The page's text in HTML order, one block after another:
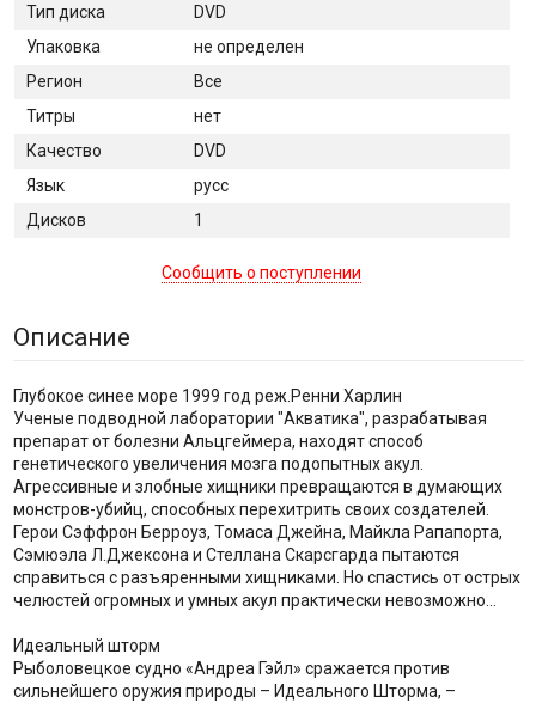
Тип диска
DVD
Упаковка
не определен
Регион
Все
Титры
нет
Качество
DVD
Язык
русс
Дисков
1
Сообщить о поступлении
Описание
Глубокое синее море 1999 год реж.Ренни Харлин
Ученые подводной лаборатории "Акватика", разрабатывая
препарат от болезни Альцгеймера, находят способ
генетического увеличения мозга подопытных акул.
Агрессивные и злобные хищники превращаются в думающих
монстров-убийц, способных перехитрить своих создателей.
Герои Сэффрон Берроуз, Томаса Джейна, Майкла Рапапорта,
Сэмюэла Л.Джексона и Стеллана Скарсгарда пытаются
справиться с разъяренными хищниками. Но спастись от острых
челюстей огромных и умных акул практически невозможно...
Идеальный шторм
Рыболовецкое судно «Андреа Гэйл» сражается против
сильнейшего оружия природы – Идеального Шторма, –